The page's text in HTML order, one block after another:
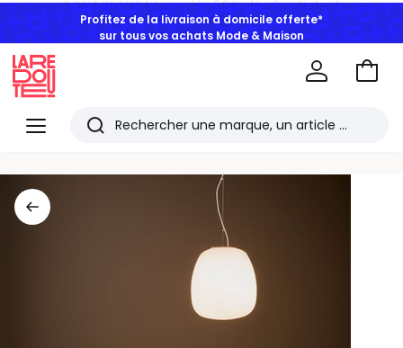
Profitez de la livraison à domicile offerte*
sur tous vos achats Mode & Maison
Menu
Redoute
Rechercher
Aller